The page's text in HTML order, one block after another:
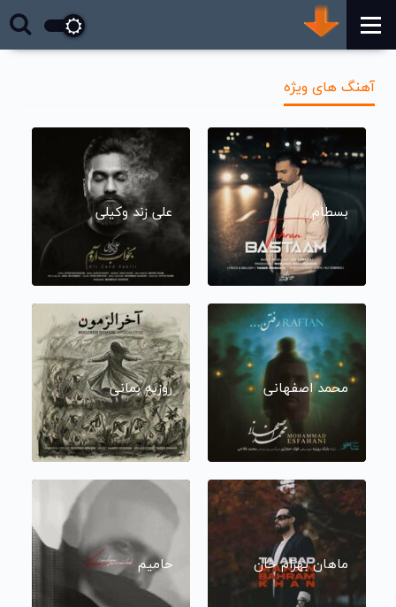
آهنگ های ویژه
بسطام علی زند وکیلی
محمد اصفهانی روزبه بمانی
ماهان بهرام خان حامیم